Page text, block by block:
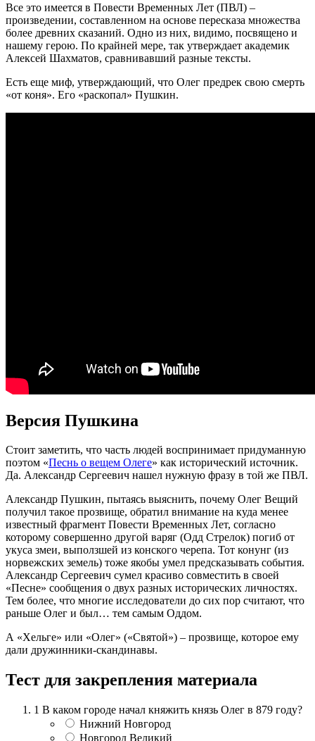
Все это имеется в Повести Временных Лет (ПВЛ) –
произведении, составленном на основе пересказа множества
более древних сказаний. Одно из них, видимо, посвящено и
нашему герою. По крайней мере, так утверждает академик
Алексей Шахматов, сравнивавший разные тексты.
Есть еще миф, утверждающий, что Олег предрек свою смерть
«от коня». Его «раскопал» Пушкин.
Версия Пушкина
Стоит заметить, что часть людей воспринимает придуманную
поэтом «Песнь о вещем Олеге» как исторический источник.
Да. Александр Сергеевич нашел нужную фразу в той же ПВЛ.
Александр Пушкин, пытаясь выяснить, почему Олег Вещий
получил такое прозвище, обратил внимание на куда менее
известный фрагмент Повести Временных Лет, согласно
которому совершенно другой варяг (Одд Стрелок) погиб от
укуса змеи, выползшей из конского черепа. Тот конунг (из
норвежских земель) тоже якобы умел предсказывать события.
Александр Сергеевич сумел красиво совместить в своей
«Песне» сообщения о двух разных исторических личностях.
Тем более, что многие исследователи до сих пор считают, что
раньше Олег и был… тем самым Оддом.
А «Хельге» или «Олег» («Святой») – прозвище, которое ему
дали дружинники-скандинавы.
Тест для закрепления материала
1 В каком городе начал княжить князь Олег в 879 году?
Нижний Новгород
Новгород Великий